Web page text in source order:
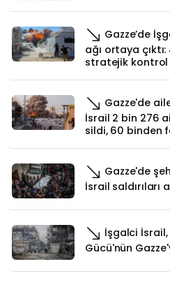
Gazze’de
ağı ortaya
stratejik kontrol
Gazze'de
İsrail 2 bin 276
sildi, 60 binden
Gazze'de
İsrail
İşgalci
Gücü'nün